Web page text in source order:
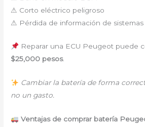
⚠ Corto eléctrico peligroso
⚠ Pérdida de información de
Reparar una ECU Peugeot puede
$25,000 pesos.
Cambiar la batería de forma
no un gasto.
Ventajas de comprar batería